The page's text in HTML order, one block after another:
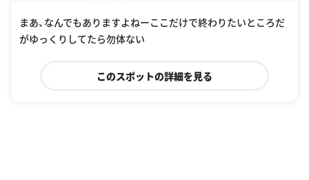
まあ、なんでもありますよねーここだけで終わりたいところだ
がゆっくりしてたら勿体ない
このスポットの詳細を見る